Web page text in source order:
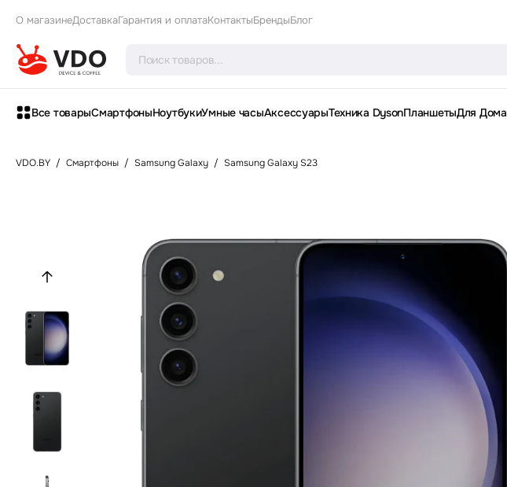
О магазинеДоставкаГарантия и оплатаКонтактыБрендыБлог
Все товарыСмартфоныНоутбукиУмные часыАксессуарыТехника DysonПланшетыДля Дома
VDO.BY / Смартфоны / Samsung Galaxy / Samsung Galaxy S23